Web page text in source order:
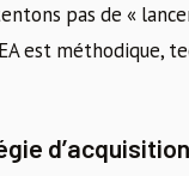
pas de «
est méthodique,
d’acquisition